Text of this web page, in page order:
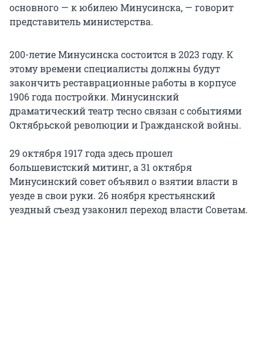
основного — к юбилею Минусинска, — говорит
представитель министерства.
200-летие Минусинска состоится в 2023 году. К
этому времени специалисты должны будут
закончить реставрационные работы в корпусе
1906 года постройки. Минусинский
драматический театр тесно связан с событиями
Октябрьской революции и Гражданской войны.
29 октября 1917 года здесь прошел
большевистский митинг, а 31 октября
Минусинский совет объявил о взятии власти в
уезде в свои руки. 26 ноября крестьянский
уездный съезд узаконил переход власти Советам.